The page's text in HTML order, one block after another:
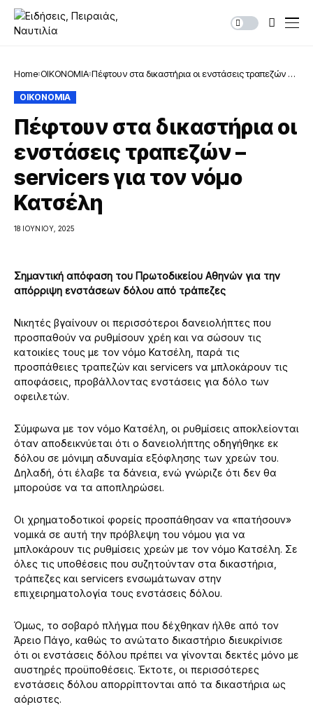
Home ΟΙΚΟΝΟΜΙΑ Πέφτουν στα δικαστήρια οι ενστάσεις τραπεζών –
ΟΙΚΟΝΟΜΙΑ
Πέφτουν στα δικαστήρια οι
ενστάσεις τραπεζών –
servicers για τον νόμο
Κατσέλη
18 ΙΟΥΝΊΟΥ, 2025
Σημαντική απόφαση του Πρωτοδικείου Αθηνών για την
απόρριψη ενστάσεων δόλου από τράπεζες
Νικητές βγαίνουν οι περισσότεροι δανειολήπτες που
προσπαθούν να ρυθμίσουν χρέη και να σώσουν τις
κατοικίες τους με τον νόμο Κατσέλη, παρά τις
προσπάθειες τραπεζών και servicers να μπλοκάρουν τις
αποφάσεις, προβάλλοντας ενστάσεις για δόλο των
οφειλετών.
Σύμφωνα με τον νόμο Κατσέλη, οι ρυθμίσεις αποκλείονται
όταν αποδεικνύεται ότι ο δανειολήπτης οδηγήθηκε εκ
δόλου σε μόνιμη αδυναμία εξόφλησης των χρεών του.
Δηλαδή, ότι έλαβε τα δάνεια, ενώ γνώριζε ότι δεν θα
μπορούσε να τα αποπληρώσει.
Οι χρηματοδοτικοί φορείς προσπάθησαν να «πατήσουν»
νομικά σε αυτή την πρόβλεψη του νόμου για να
μπλοκάρουν τις ρυθμίσεις χρεών με τον νόμο Κατσέλη. Σε
όλες τις υποθέσεις που συζητούνταν στα δικαστήρια,
τράπεζες και servicers ενσωμάτωναν στην
επιχειρηματολογία τους ενστάσεις δόλου.
Όμως, το σοβαρό πλήγμα που δέχθηκαν ήλθε από τον
Άρειο Πάγο, καθώς το ανώτατο δικαστήριο διευκρίνισε
ότι οι ενστάσεις δόλου πρέπει να γίνονται δεκτές μόνο με
αυστηρές προϋποθέσεις. Έκτοτε, οι περισσότερες
ενστάσεις δόλου απορρίπτονται από τα δικαστήρια ως
αόριστες.